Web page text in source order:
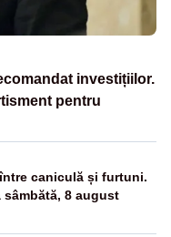
investițiilor.
pentru
caniculă și furtuni.
sâmbătă, 8 august